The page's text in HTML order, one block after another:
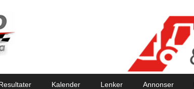
Kalender Lenker Annonser